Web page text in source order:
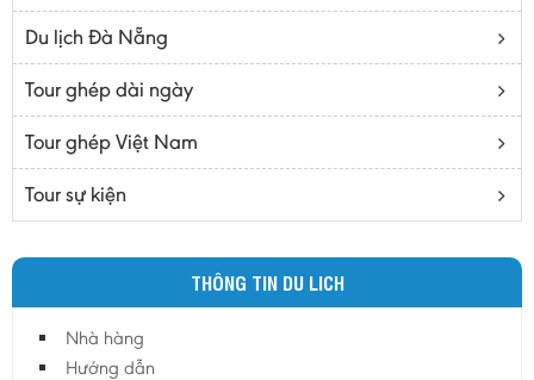
Cà mau
Cao Bằng
Daknông
Đồng Nai
Đồng Tháp
Đắc Lắc
Hà Nam
Du lịch Đà Nẵng
Tour ghép dài ngày
Tour ghép Việt Nam
Tour sự kiện
THÔNG TIN DU LICH
Nhà hàng
Hướng dẫn